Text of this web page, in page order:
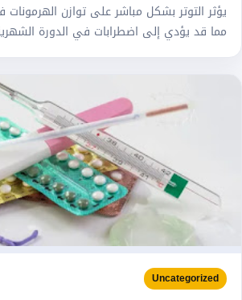
يؤثر التوتر بشكل مباشر على توازن
مما قد يؤدي إلى اضطرابات في الدورة
Uncategorized